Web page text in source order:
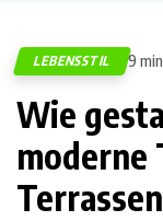
LEBENSSTIL 9
Wie
moderne